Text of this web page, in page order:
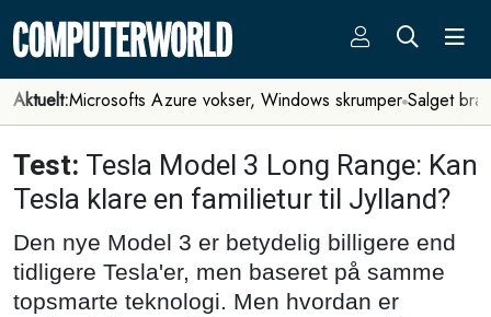
Aktuelt:Microsofts Azure vokser, Windows skrumper Salget
Test: Tesla Model 3 Long Range: Kan
Tesla klare en familietur til Jylland?
Den nye Model 3 er betydelig billigere end
tidligere Tesla'er, men baseret på samme
topsmarte teknologi. Men hvordan er